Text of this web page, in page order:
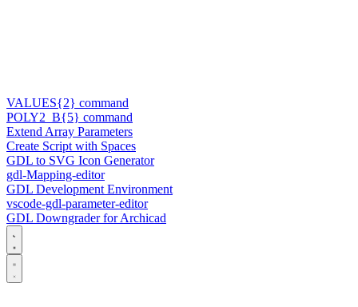
VALUES{2} command
POLY2_B{5} command
Extend Array Parameters
Create Script with Spaces
GDL to SVG Icon Generator
gdl-Mapping-editor
GDL Development Environment
vscode-gdl-parameter-editor
GDL Downgrader for Archicad